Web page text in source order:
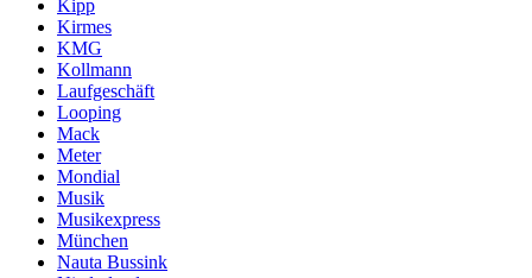
Kipp
Kirmes
KMG
Kollmann
Laufgeschäft
Looping
Mack
Meter
Mondial
Musik
Musikexpress
München
Nauta Bussink